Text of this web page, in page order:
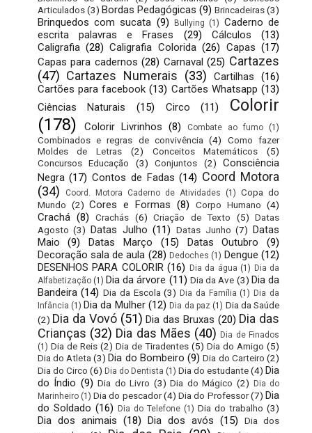
Articulados (3) Bordas Pedagógicas (9) Brincadeiras(3)
Brinquedos com sucata (9) Bullying (1) Caderno de
escrita palavras e Frases
(29) Cálculos
(13)
Caligrafia (28) Caligrafia Colorida (26) Capas (17)
Capas para cadernos (28) Carnaval (25) Cartazes
(47) Cartazes Numerais (33) Cartilhas
(16)
Cartões para facebook (13) Cartões Whatsapp (13)
Ciências Naturais
(15) Circo (11)
Colorir
(178)
Colorir Livrinhos (8) Combate ao fumo (1)
Combinados e regras de convivência (4)
Como fazer
Moldes de Letras
(2) Conceitos Matemáticos
(5)
Concursos Educação
(3) Conjuntos (2)
Consciência
Negra (17) Contos de Fadas (14) Coord Motora
(34)
Coord. Motora Caderno de Atividades (1) Copa do
Mundo (2) Cores e Formas (8) Corpo Humano (4)
Crachá (8) Crachás (6) Criação de Texto (5) Datas
Agosto (3) Datas Julho (11) Datas Junho (7) Datas
Maio
(9) Datas Março (15) Datas Outubro
(9)
Decoração sala de aula (28) Dedoches (1) Dengue (12)
DESENHOS PARA COLORIR (16) Dia da água (1) Dia da
Alfabetização (1) Dia da árvore (11) Dia da Ave (3) Dia da
Bandeira (14) Dia da Escola (3) Dia da Família (1) Dia da
Infância (1) Dia da Mulher (12) Dia da paz (1) Dia da Saúde
(2) Dia da Vovó (51) Dia das Bruxas (20) Dia das
Crianças (32) Dia das Mães (40) Dia de Finados
(1) Dia de Reis (2) Dia de Tiradentes (5) Dia do Amigo (5)
Dia do Atleta (3) Dia do Bombeiro (9) Dia do Carteiro (2)
Dia do Circo (6) Dia do Dentista (1) Dia do estudante(4) Dia
do Índio (9) Dia do Livro (3) Dia do Mágico (2)
Dia do
Marinheiro (1) Dia do pescador (4) Dia do Professor (7) Dia
do Soldado (16) Dia do Telefone (1) Dia do trabalho (3)
Dia dos animais (18) Dia dos avós (15)
Dia dos